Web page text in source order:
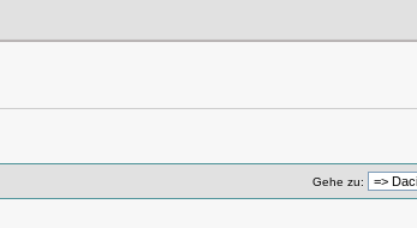
Gehe zu: